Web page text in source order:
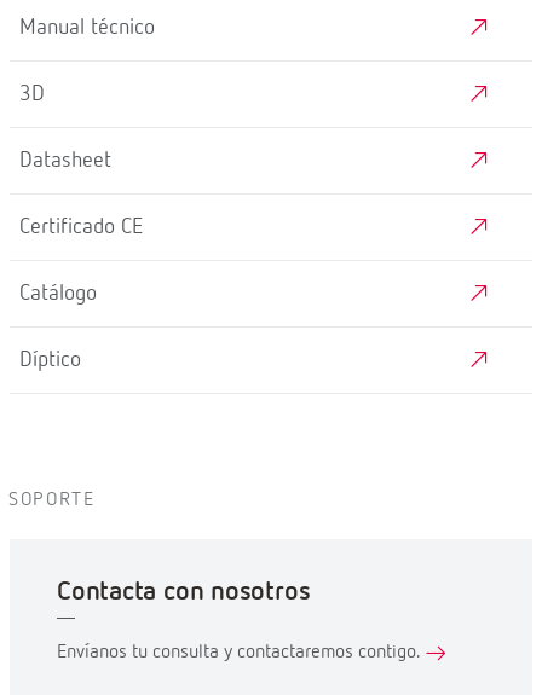
Manual técnico
3D
Datasheet
Certificado CE
Catálogo
Díptico
SOPORTE
Contacta con nosotros
Envíanos tu consulta y contactaremos contigo.